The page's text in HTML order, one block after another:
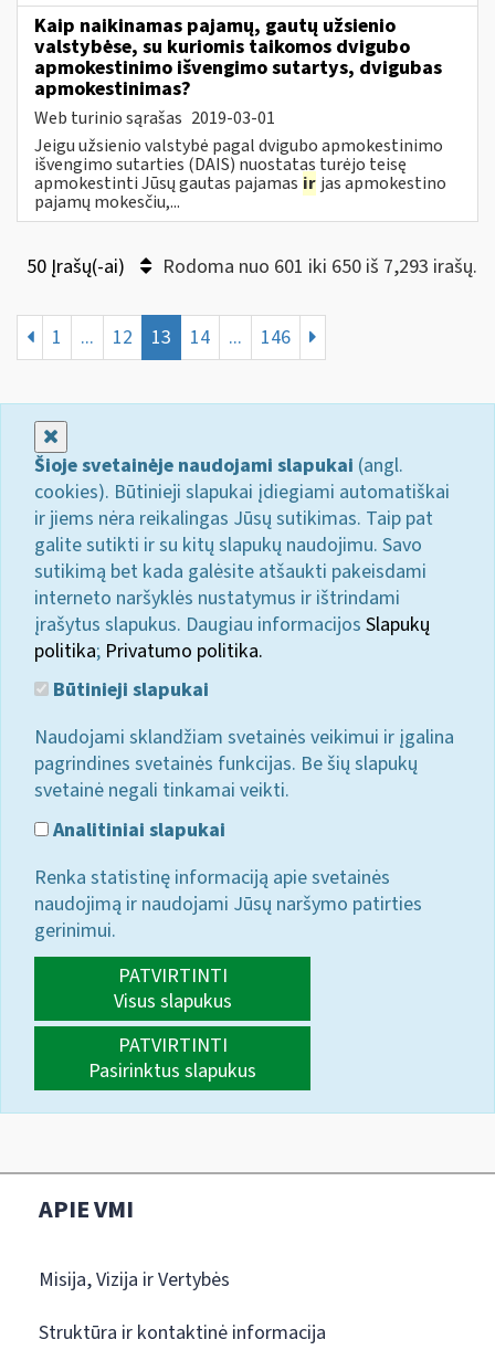
Kaip naikinamas pajamų, gautų užsienio
valstybėse, su kuriomis taikomos dvigubo
apmokestinimo išvengimo sutartys, dvigubas
apmokestinimas?
Web turinio sąrašas 2019-03-01
Jeigu užsienio valstybė pagal dvigubo apmokestinimo
išvengimo sutarties (DAIS) nuostatas turėjo teisę
apmokestinti Jūsų gautas pajamas ir jas apmokestino
pajamų mokesčiu,...
50 Įrašų(-ai) Rodoma nuo 601 iki 650 iš 7,293 irašų.
1 ... 12 13 14 ... 146
Šioje svetainėje naudojami slapukai (angl.
cookies). Būtinieji slapukai įdiegiami automatiškai
ir jiems nėra reikalingas Jūsų sutikimas. Taip pat
galite sutikti ir su kitų slapukų naudojimu. Savo
sutikimą bet kada galėsite atšaukti pakeisdami
interneto naršyklės nustatymus ir ištrindami
įrašytus slapukus. Daugiau informacijos Slapukų
politika; Privatumo politika.
Būtinieji slapukai
Naudojami sklandžiam svetainės veikimui ir įgalina
pagrindines svetainės funkcijas. Be šių slapukų
svetainė negali tinkamai veikti.
Analitiniai slapukai
Renka statistinę informaciją apie svetainės
naudojimą ir naudojami Jūsų naršymo patirties
gerinimui.
PATVIRTINTI
Visus slapukus
PATVIRTINTI
Pasirinktus slapukus
APIE VMI
Misija, Vizija ir Vertybės
Struktūra ir kontaktinė informacija